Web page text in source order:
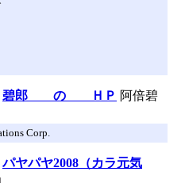
碧郎 の ＨＰ 阿倍碧
Corp.
パヤパヤ2008（カラ元気